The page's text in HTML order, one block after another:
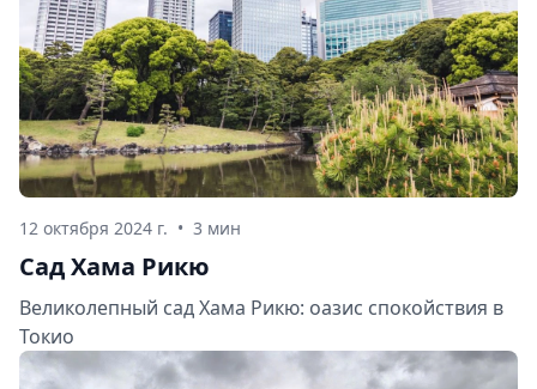
12 октября 2024 г. • 3 мин
Сад Хама Рикю
Великолепный сад Хама Рикю: оазис спокойствия в
Токио